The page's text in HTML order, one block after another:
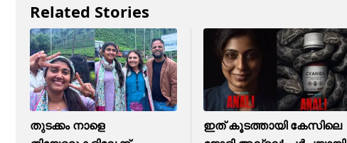
Related Stories
തുടക്കം നാളെ
ഇത് കൂടത്തായി കേസിലെ